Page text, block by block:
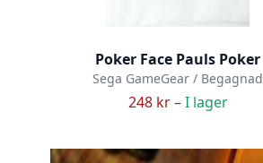
Poker Face Pauls Poker
Sega GameGear / Begagnad
248 kr –I lager